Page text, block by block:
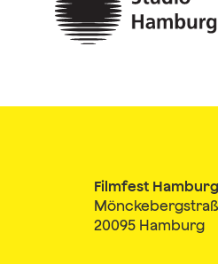
Filmfest
20095 Hamburg